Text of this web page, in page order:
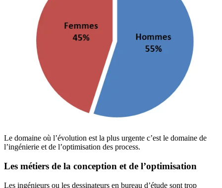
Le domaine où l’évolution est la plus urgente c’est le domaine de
l’ingénierie et de l’optimisation des process.
Les métiers de la conception et de l’optimisation
Les ingénieurs ou les dessinateurs en bureau d’étude sont trop